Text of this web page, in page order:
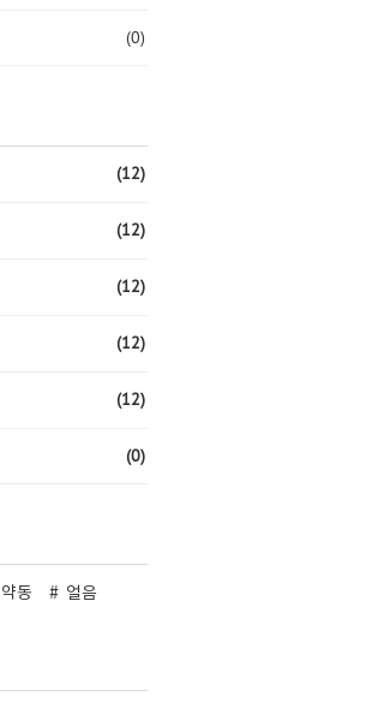
(0)
(12)
(12)
(12)
(12)
(12)
(0)
약동 얼음